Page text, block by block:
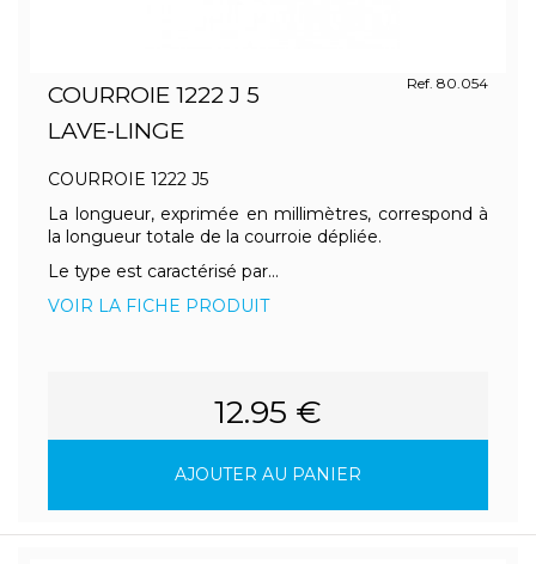
COURROIE 1222 J 5
LAVE-LINGE
Ref. 80.054
COURROIE 1222 J5
La longueur, exprimée en millimètres, correspond à
la longueur totale de la courroie dépliée.
Le type est caractérisé par...
VOIR LA FICHE PRODUIT
12.95 €
AJOUTER AU PANIER